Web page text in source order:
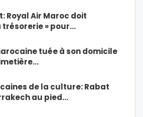
Royal Air Maroc doit
trésorerie » pour…
tuée à son domicile
de la culture: Rabat
au pied…